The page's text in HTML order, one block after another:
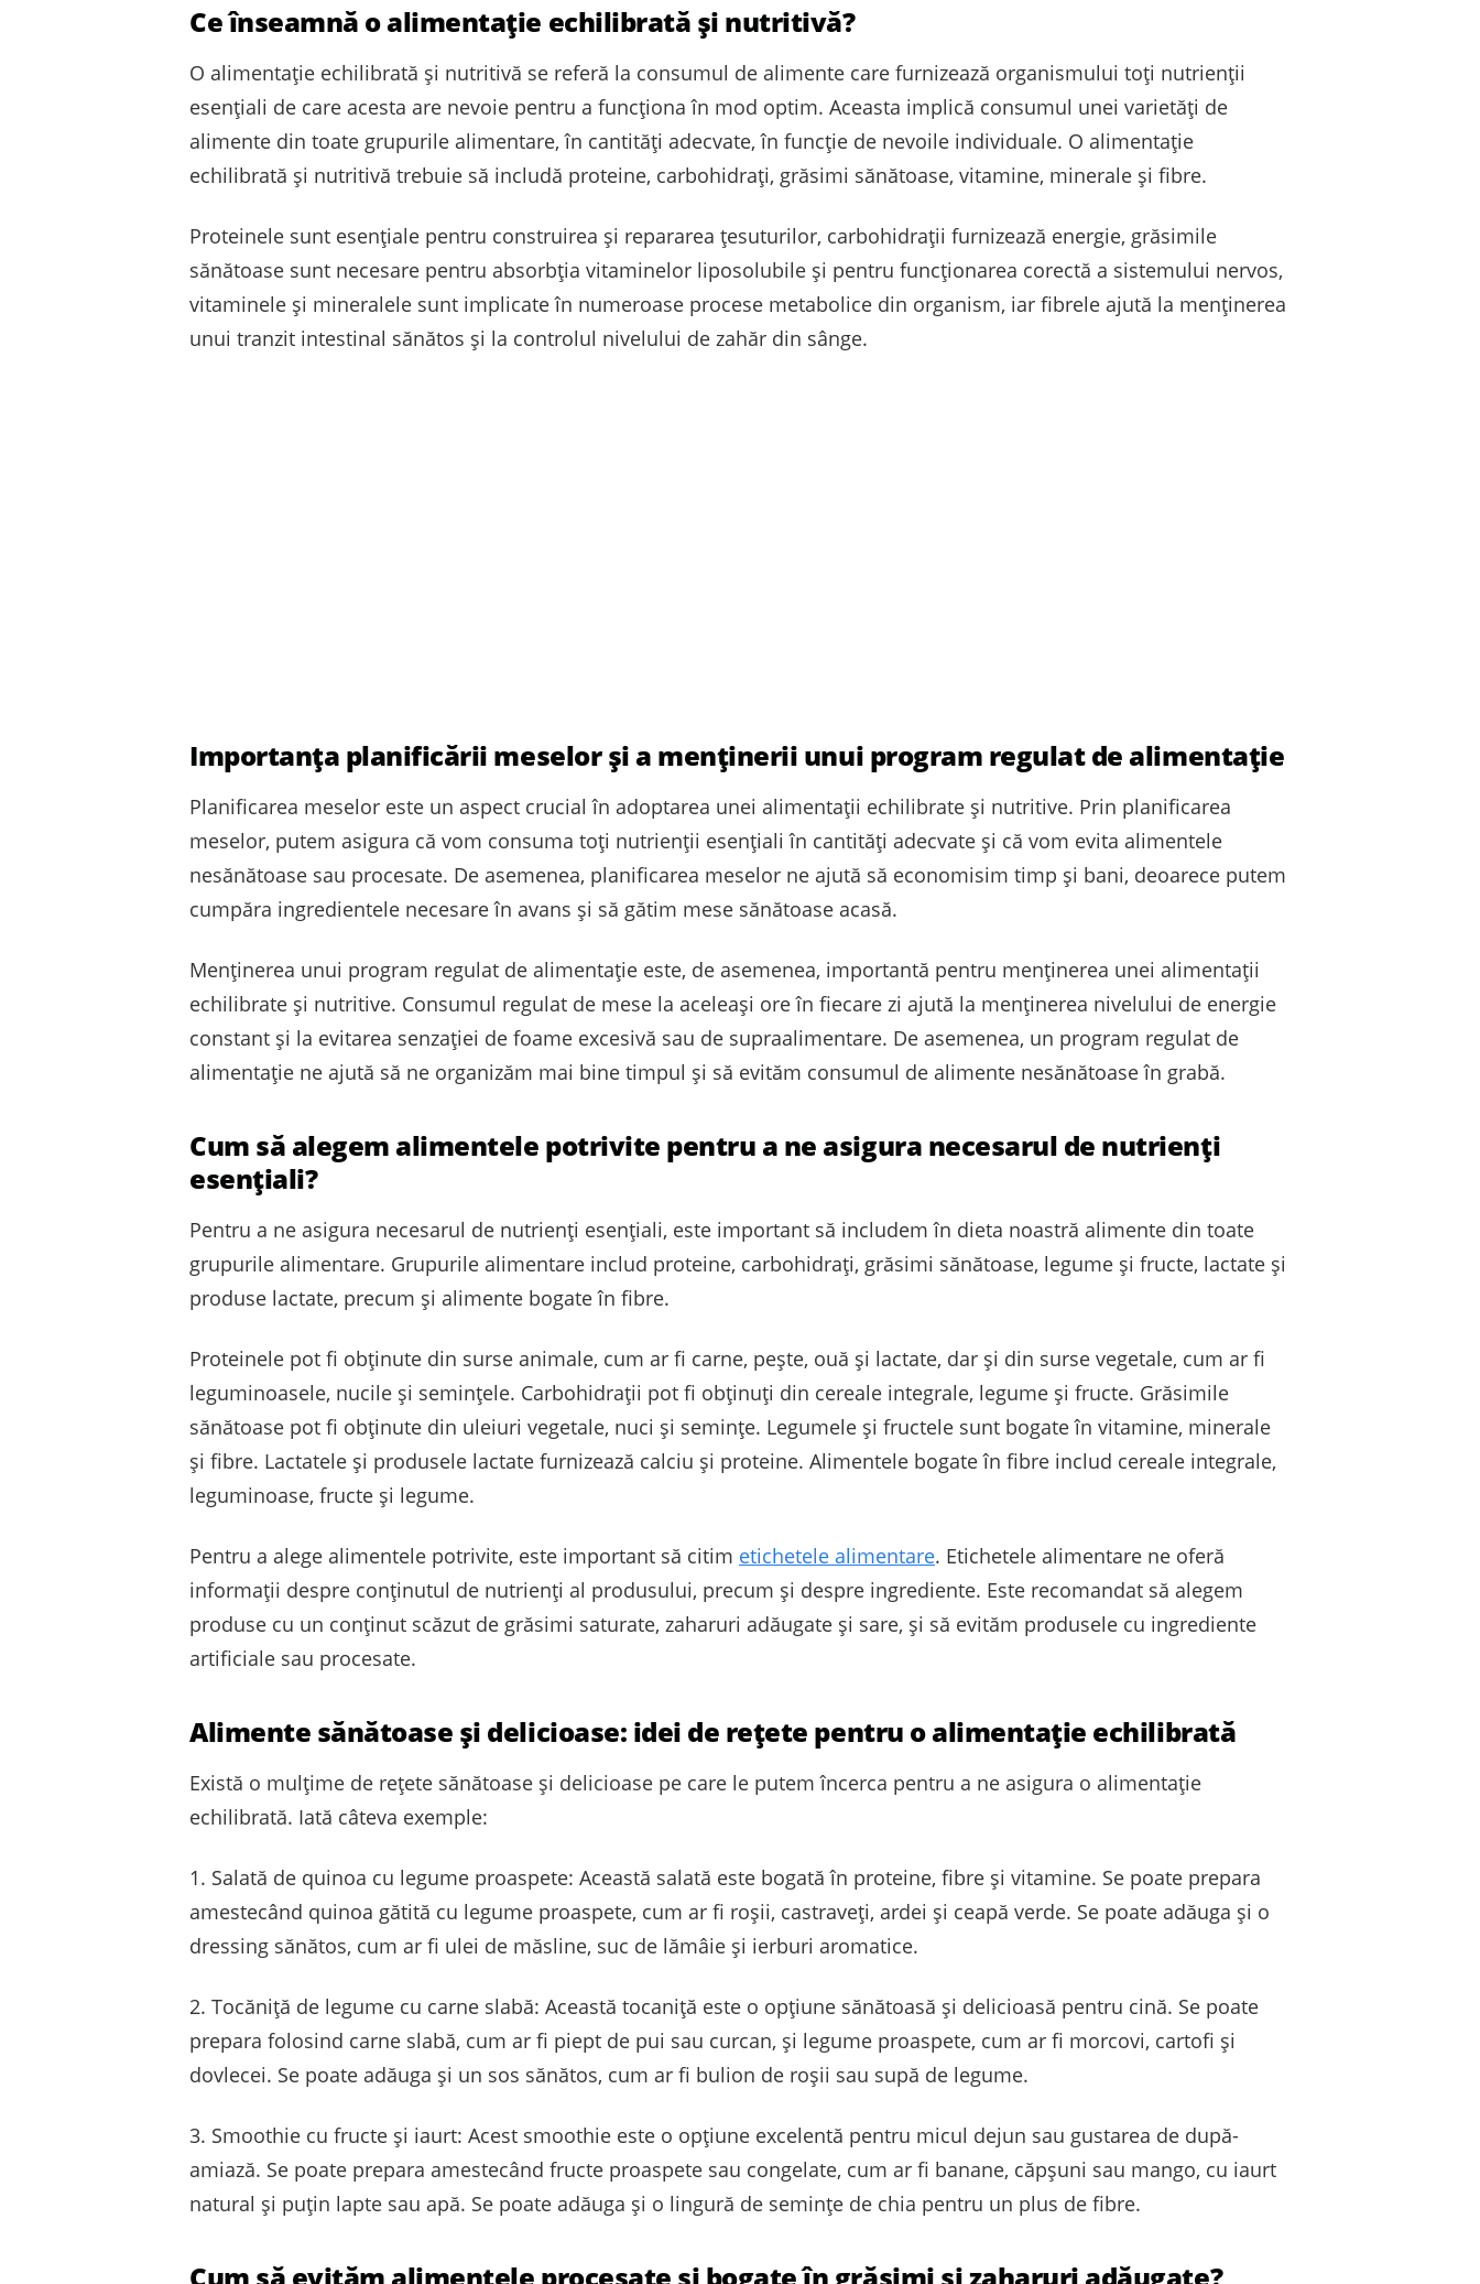
Ce înseamnă o alimentație echilibrată și nutritivă?
O alimentație echilibrată și nutritivă se referă la consumul de alimente care furnizează organismului toți nutrienții
esențiali de care acesta are nevoie pentru a funcționa în mod optim. Aceasta implică consumul unei varietăți de
alimente din toate grupurile alimentare, în cantități adecvate, în funcție de nevoile individuale. O alimentație
echilibrată și nutritivă trebuie să includă proteine, carbohidrați, grăsimi sănătoase, vitamine, minerale și fibre.
Proteinele sunt esențiale pentru construirea și repararea țesuturilor, carbohidrații furnizează energie, grăsimile
sănătoase sunt necesare pentru absorbția vitaminelor liposolubile și pentru funcționarea corectă a sistemului nervos,
vitaminele și mineralele sunt implicate în numeroase procese metabolice din organism, iar fibrele ajută la menținerea
unui tranzit intestinal sănătos și la controlul nivelului de zahăr din sânge.
Importanța planificării meselor și a menținerii unui program regulat de alimentație
Planificarea meselor este un aspect crucial în adoptarea unei alimentații echilibrate și nutritive. Prin planificarea
meselor, putem asigura că vom consuma toți nutrienții esențiali în cantități adecvate și că vom evita alimentele
nesănătoase sau procesate. De asemenea, planificarea meselor ne ajută să economisim timp și bani, deoarece putem
cumpăra ingredientele necesare în avans și să gătim mese sănătoase acasă.
Menținerea unui program regulat de alimentație este, de asemenea, importantă pentru menținerea unei alimentații
echilibrate și nutritive. Consumul regulat de mese la aceleași ore în fiecare zi ajută la menținerea nivelului de energie
constant și la evitarea senzației de foame excesivă sau de supraalimentare. De asemenea, un program regulat de
alimentație ne ajută să ne organizăm mai bine timpul și să evităm consumul de alimente nesănătoase în grabă.
Cum să alegem alimentele potrivite pentru a ne asigura necesarul de nutrienți
esențiali?
Pentru a ne asigura necesarul de nutrienți esențiali, este important să includem în dieta noastră alimente din toate
grupurile alimentare. Grupurile alimentare includ proteine, carbohidrați, grăsimi sănătoase, legume și fructe, lactate și
produse lactate, precum și alimente bogate în fibre.
Proteinele pot fi obținute din surse animale, cum ar fi carne, pește, ouă și lactate, dar și din surse vegetale, cum ar fi
leguminoasele, nucile și semințele. Carbohidrații pot fi obținuți din cereale integrale, legume și fructe. Grăsimile
sănătoase pot fi obținute din uleiuri vegetale, nuci și semințe. Legumele și fructele sunt bogate în vitamine, minerale
și fibre. Lactatele și produsele lactate furnizează calciu și proteine. Alimentele bogate în fibre includ cereale integrale,
leguminoase, fructe și legume.
Pentru a alege alimentele potrivite, este important să citim etichetele alimentare. Etichetele alimentare ne oferă
informații despre conținutul de nutrienți al produsului, precum și despre ingrediente. Este recomandat să alegem
produse cu un conținut scăzut de grăsimi saturate, zaharuri adăugate și sare, și să evităm produsele cu ingrediente
artificiale sau procesate.
Alimente sănătoase și delicioase: idei de rețete pentru o alimentație echilibrată
Există o mulțime de rețete sănătoase și delicioase pe care le putem încerca pentru a ne asigura o alimentație
echilibrată. Iată câteva exemple:
1. Salată de quinoa cu legume proaspete: Această salată este bogată în proteine, fibre și vitamine. Se poate prepara
amestecând quinoa gătită cu legume proaspete, cum ar fi roșii, castraveți, ardei și ceapă verde. Se poate adăuga și o
dressing sănătos, cum ar fi ulei de măsline, suc de lămâie și ierburi aromatice.
2. Tocăniță de legume cu carne slabă: Această tocaniță este o opțiune sănătoasă și delicioasă pentru cină. Se poate
prepara folosind carne slabă, cum ar fi piept de pui sau curcan, și legume proaspete, cum ar fi morcovi, cartofi și
dovlecei. Se poate adăuga și un sos sănătos, cum ar fi bulion de roșii sau supă de legume.
3. Smoothie cu fructe și iaurt: Acest smoothie este o opțiune excelentă pentru micul dejun sau gustarea de după-
amiază. Se poate prepara amestecând fructe proaspete sau congelate, cum ar fi banane, căpșuni sau mango, cu iaurt
natural și puțin lapte sau apă. Se poate adăuga și o lingură de semințe de chia pentru un plus de fibre.